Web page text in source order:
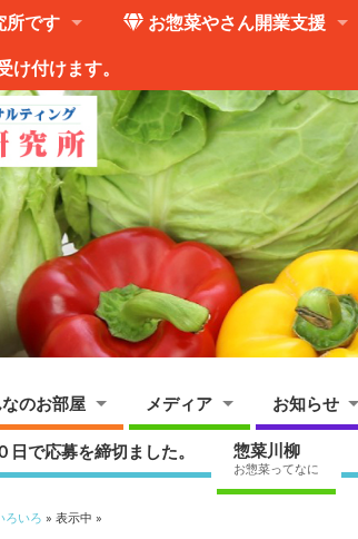
所です お惣菜やさん開業支援
け付けます。
のお部屋 メディア お知らせ
日で応募を締切ました。 惣菜川柳
お惣菜ってなに
ろいろ » 表示中 »